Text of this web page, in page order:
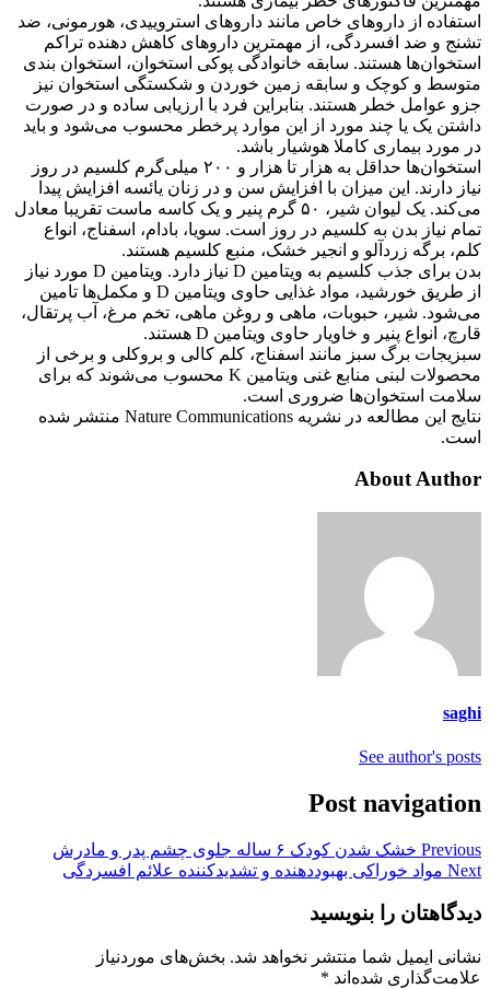
استفاده از داروهای خاص مانند داروهای استروییدی، هورمونی، ضد
تشنج و ضد افسردگی، از مهمترین داروهای کاهش دهنده تراکم
استخوان‌ها هستند. سابقه خانوادگی پوکی استخوان، استخوان بندی
متوسط و کوچک و سابقه زمین خوردن و شکستگی استخوان نیز
جزو عوامل خطر هستند. بنابراین فرد با ارزیابی ساده و در صورت
داشتن یک یا چند مورد از این موارد پرخطر محسوب می‌شود و باید
در مورد بیماری کاملا هوشیار باشد.
استخوان‌ها حداقل به هزار تا هزار و ۲۰۰ میلی‌گرم کلسیم در روز
نیاز دارند. این میزان با افزایش سن و در زنان یائسه افزایش پیدا
می‌کند. یک لیوان شیر، ۵۰ گرم پنیر و یک کاسه ماست تقریبا معادل
تمام نیاز بدن به کلسیم در روز است. سویا، بادام، اسفناج، انواع
کلم، برگه زردآلو و انجیر خشک، منبع کلسیم هستند.
بدن برای جذب کلسیم به ویتامین D نیاز دارد. ویتامین D مورد نیاز
از طریق خورشید، مواد غذایی حاوی ویتامین D و مکمل‌ها تامین
می‌شود. شیر، حبوبات، ماهی و روغن ماهی، تخم مرغ، آب پرتقال،
قارچ، انواع پنیر و خاویار حاوی ویتامین D هستند.
سبزیجات برگ سبز مانند اسفناج، کلم کالی و بروکلی و برخی از
محصولات لبنی منابع غنی ویتامین K محسوب می‌شوند که برای
سلامت استخوان‌ها ضروری است.
نتایج این مطالعه در نشریه Nature Communications منتشر شده
است.
About Author
saghi
See author's posts
Post navigation
Previous خشک شدن کودک ۶ ساله جلوی چشم پدر و مادرش
Next مواد خوراکی بهبوددهنده و تشدیدکننده علائم افسردگی
دیدگاهتان را بنویسید
نشانی ایمیل شما منتشر نخواهد شد. بخش‌های موردنیاز
علامت‌گذاری شده‌اند *